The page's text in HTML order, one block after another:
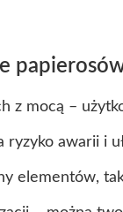
z mocą –
ryzyko awarii i
elementów,